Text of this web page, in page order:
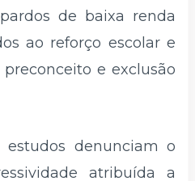
de baixa renda
ao reforço escolar e
e exclusão
estudos denunciam o
atribuída a